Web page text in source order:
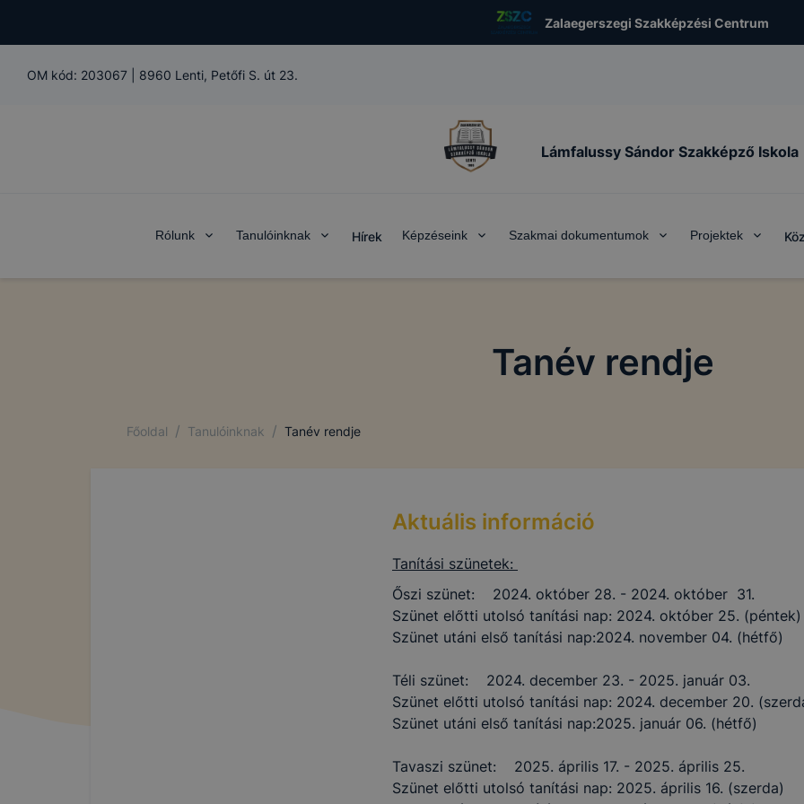
Zalaegerszegi Szakképzési Centrum
OM kód: 203067 8960 Lenti, Petőfi S. út 23.
Lámfalussy Sándor Szakképző Iskola
Rólunk Tanulóinknak Hírek Képzéseink Szakmai dokumentumok Projektek
Tanév rendje
Főoldal / Tanulóinknak / Tanév rendje
Aktuális információ
Tanítási szünetek:
Őszi szünet: 2024. október 28. - 2024. október 31.
Szünet előtti utolsó tanítási nap: 2024. október 25. (péntek)
Szünet utáni első tanítási nap:2024. november 04. (hétfő)
Téli szünet: 2024. december 23. - 2025. január 03.
Szünet előtti utolsó tanítási nap: 2024. december 20.
Szünet utáni első tanítási nap:2025. január 06. (hétfő)
Tavaszi szünet: 2025. április 17. - 2025. április 25.
Szünet előtti utolsó tanítási nap: 2025. április 16. (szerda)